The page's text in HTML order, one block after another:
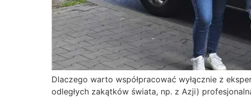
Dlaczego warto współpracować wyłącznie z
odległych zakątków świata, np. z Azji)